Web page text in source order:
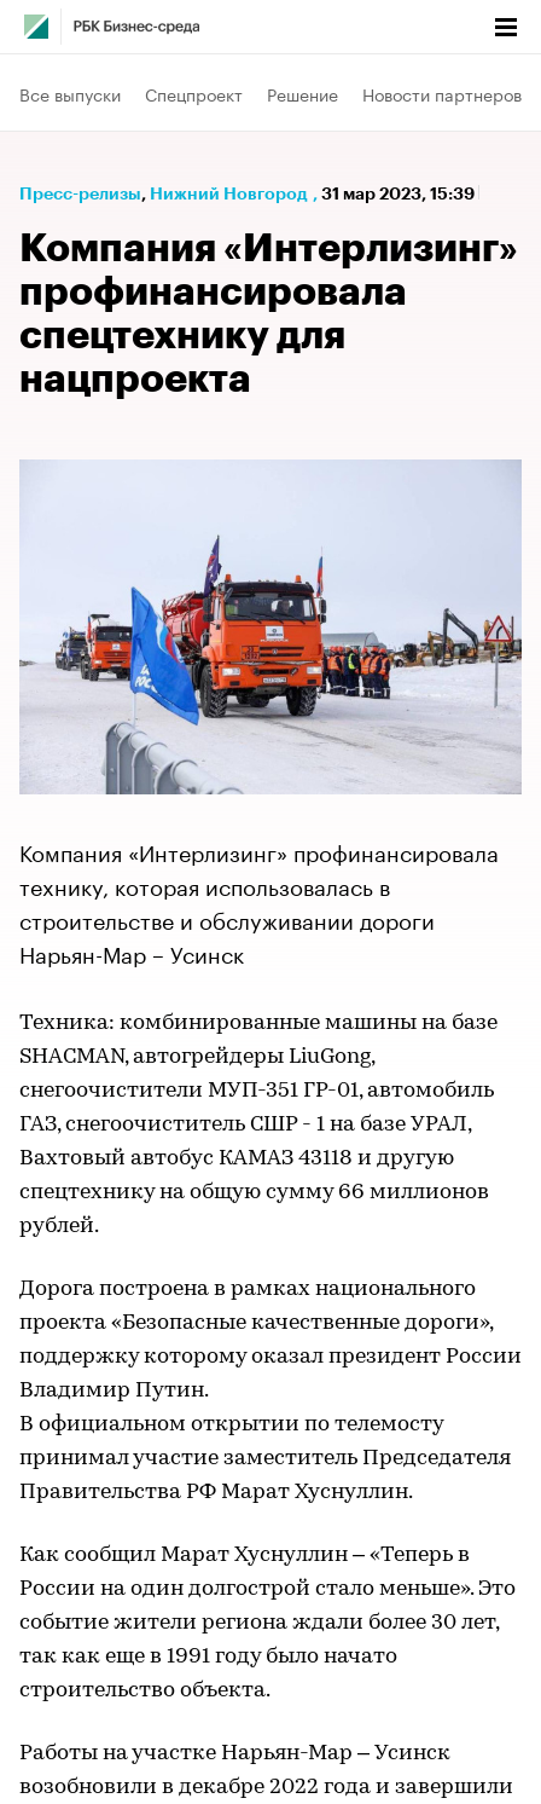
Все выпуски Спецпроект Решение Новости партнеров
Пресс-релизы⁠, Нижний Новгород , 31 мар 2023, 15:39
Компания «Интерлизинг»
профинансировала
спецтехнику для
нацпроекта
Компания «Интерлизинг» профинансировала
технику, которая использовалась в
строительстве и обслуживании дороги
Нарьян-Мар – Усинск
Техника: комбинированные машины на базе
SHACMAN, автогрейдеры LiuGong,
снегоочистители МУП-351 ГР-01, автомобиль
ГАЗ, снегоочиститель СШР - 1 на базе УРАЛ,
Вахтовый автобус КАМАЗ 43118 и другую
спецтехнику на общую сумму 66 миллионов
рублей.
Дорога построена в рамках национального
проекта «Безопасные качественные дороги»,
поддержку которому оказал президент России
Владимир Путин.
В официальном открытии по телемосту
принимал участие заместитель Председателя
Правительства РФ Марат Хуснуллин.
Как сообщил Марат Хуснуллин – «Теперь в
России на один долгострой стало меньше». Это
событие жители региона ждали более 30 лет,
так как еще в 1991 году было начато
строительство объекта.
Работы на участке Нарьян-Мар – Усинск
возобновили в декабре 2022 года и завершили